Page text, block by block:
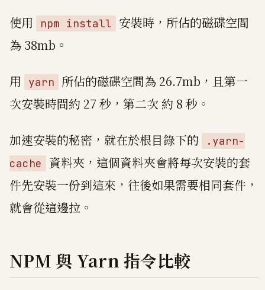
使用 npm install
安裝時，所佔的磁碟空間
為 38mb。
用 yarn
所佔的磁碟空間為 26.7mb，且第一
次安裝時間約 27 秒，第二次 約 8 秒。
加速安裝的秘密，就在於根目錄下的
.yarn-
cache
資料夾，這個資料夾會將每次安裝的套
件先安裝一份到這來，往後如果需要相同套件，
就會從這邊拉。
NPM 與 Yarn 指令比較